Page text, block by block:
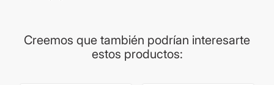
Creemos que también podrían interesarte
estos productos: